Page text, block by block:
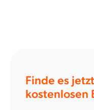
Finde es
kostenlosen